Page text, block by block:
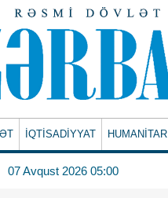
İQTİSADİYYAT HUMANITAR
07 Avqust 2026 05:00